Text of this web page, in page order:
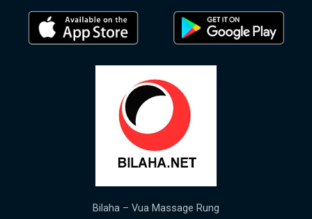
Bilaha – Vua Massage Rung